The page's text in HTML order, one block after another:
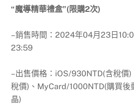
“魔導精華禮盒”(限購2次)
–銷售時間：2024年04月23日
23:59
–出售價格：iOS/930NTD(含稅價
稅價)、MyCard/1000NTD(購買後
晶)